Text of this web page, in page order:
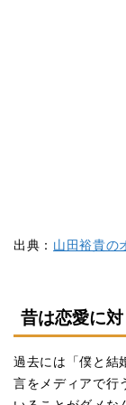
出典： 山田裕貴の
昔は恋愛に
過去には「僕と結
言をメディアで行